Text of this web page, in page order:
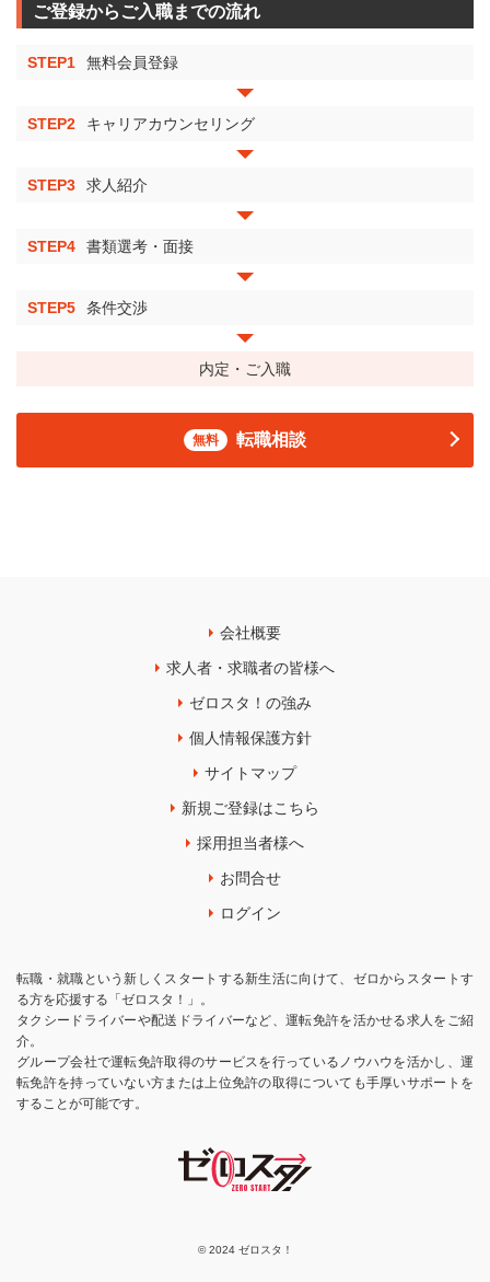
ご登録からご入職までの流れ
STEP1 無料会員登録
STEP2 キャリアカウンセリング
STEP3 求人紹介
STEP4 書類選考・面接
STEP5 条件交渉
内定・ご入職
無料 転職相談
会社概要
求人者・求職者の皆様へ
ゼロスタ！の強み
個人情報保護方針
サイトマップ
新規ご登録はこちら
採用担当者様へ
お問合せ
ログイン
転職・就職という新しくスタートする新生活に向けて、ゼロからスタートす
る方を応援する「ゼロスタ！」。
タクシードライバーや配送ドライバーなど、運転免許を活かせる求人をご紹
介。
グループ会社で運転免許取得のサービスを行っているノウハウを活かし、運
転免許を持っていない方または上位免許の取得についても手厚いサポートを
することが可能です。
© 2024 ゼロスタ！